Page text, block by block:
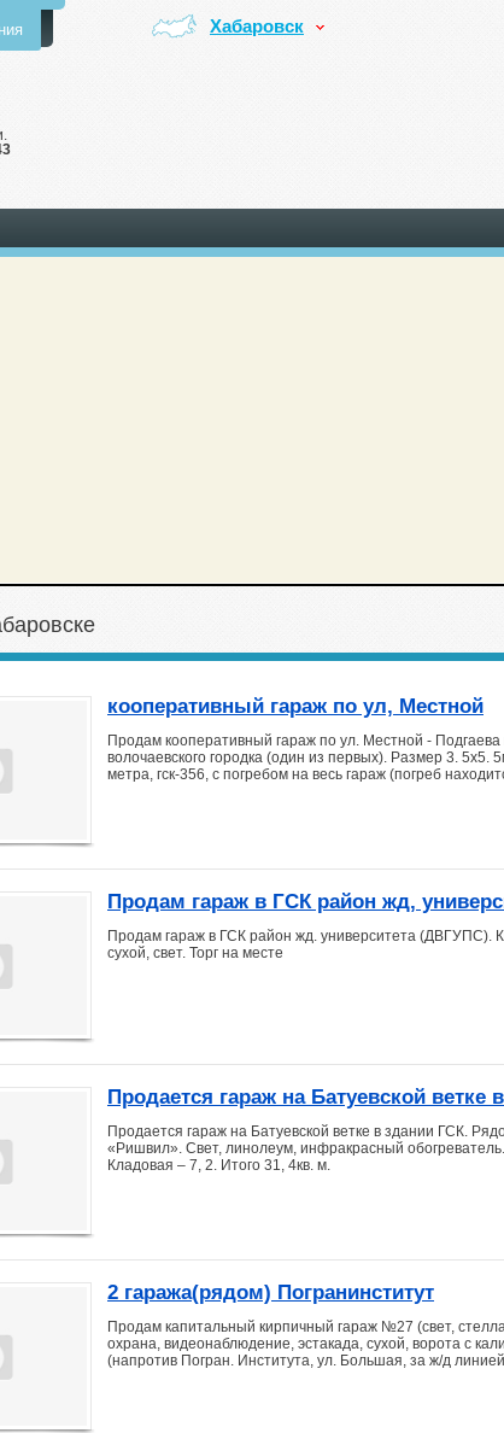
Хабаровск
кооперативный гараж по ул, Местной
Продам кооперативный гараж по ул. Местной - Подгаева
волочаевского городка (один из первых). Размер 3. 5х5.
метра, гск-356, с погребом на весь гараж (погреб
Продам гараж в ГСК район жд,
Продам гараж в ГСК район жд. университета (ДВГУПС).
сухой, свет. Торг на месте
Продается гараж на Батуевской ветке
Продается гараж на Батуевской ветке в здании ГСК.
«Ришвил». Свет, линолеум, инфракрасный
Кладовая – 7, 2. Итого 31, 4кв. м.
2 гаража(рядом) Погранинститут
Продам капитальный кирпичный гараж №27 (свет,
охрана, видеонаблюдение, эстакада, сухой, ворота с
(напротив Погран. Института, ул. Большая, за ж/д